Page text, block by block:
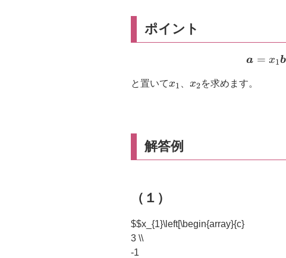
ポイント
a = x1b
と置いてx_{1}
x1 x_{2}
x2を求めます。
解答例
（１）
$$x_{1}\left[\begin{array}{c}
3 \\
-1